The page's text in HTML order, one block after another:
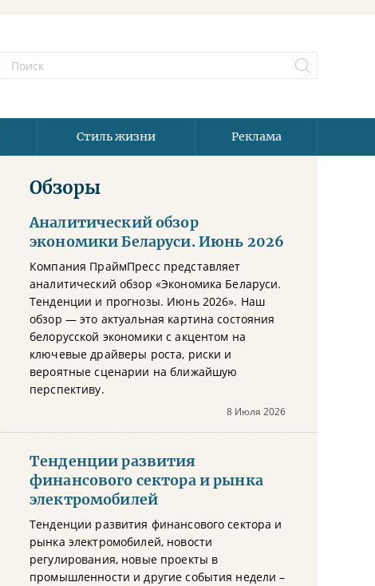
Стиль жизни Реклама
Обзоры
Аналитический обзор
экономики Беларуси. Июнь 2026
Компания ПраймПресс представляет
аналитический обзор «Экономика Беларуси.
Тенденции и прогнозы. Июнь 2026». Наш
обзор — это актуальная картина состояния
белорусской экономики с акцентом на
ключевые драйверы роста, риски и
вероятные сценарии на ближайшую
перспективу.
8 Июля 2026
Тенденции развития
финансового сектора и рынка
электромобилей
Тенденции развития финансового сектора и
рынка электромобилей, новости
регулирования, новые проекты в
промышленности и другие события недели –